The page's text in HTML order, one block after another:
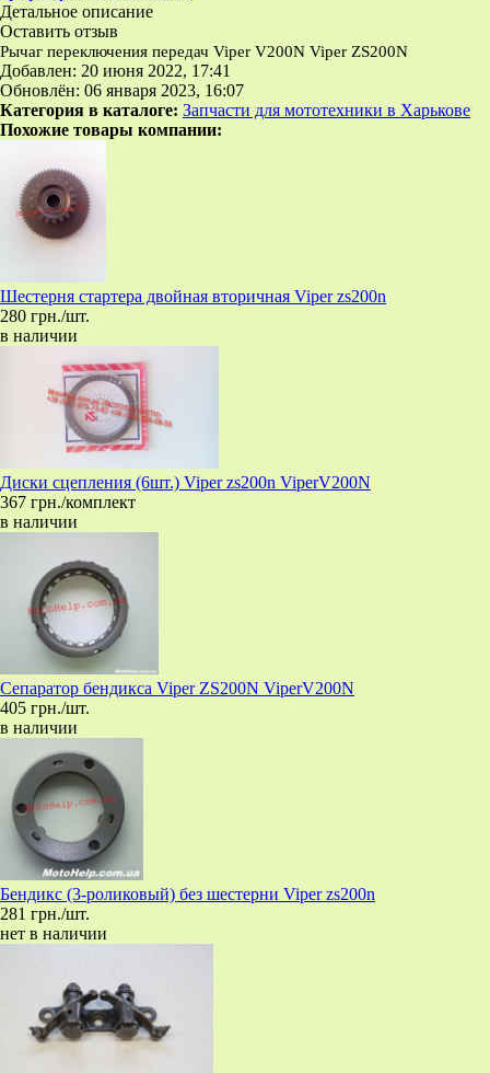
Детальное описание
Оставить отзыв
Рычаг переключения передач Viper V200N Viper ZS200N
Добавлен: 20 июня 2022, 17:41
Обновлён: 06 января 2023, 16:07
Категория в каталоге: Запчасти для мототехники в Харькове
Похожие товары компании:
Шестерня стартера двойная вторичная Viper zs200n
280 грн./шт.
в наличии
Диски сцепления (6шт.) Viper zs200n ViperV200N
367 грн./комплект
в наличии
Сепаратор бендикса Viper ZS200N ViperV200N
405 грн./шт.
в наличии
Бендикс (3-роликовый) без шестерни Viper zs200n
281 грн./шт.
нет в наличии